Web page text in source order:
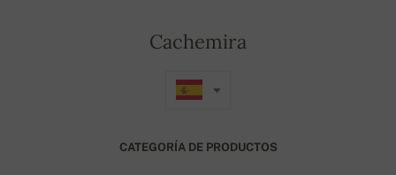
Cachemira
CATEGORÍA DE PRODUCTOS